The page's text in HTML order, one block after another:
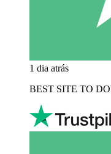
1 dia atrás
BEST SITE TO